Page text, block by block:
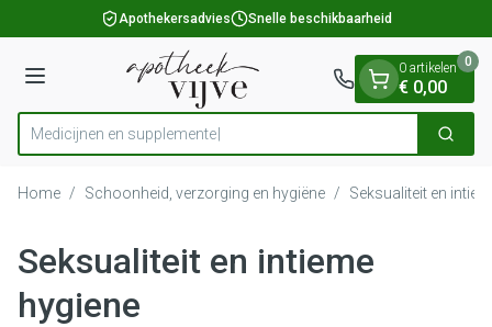
Ga naar de inhoudApothekersadvies Snelle beschikbaarheid
Menu
Product, merk, categorie...
Medici Zoek
0 artikelen
€ 0,00
0
Home / Schoonheid, verzorging en hygiëne / Seksualiteit en
Seksualiteit en intieme
hygiene